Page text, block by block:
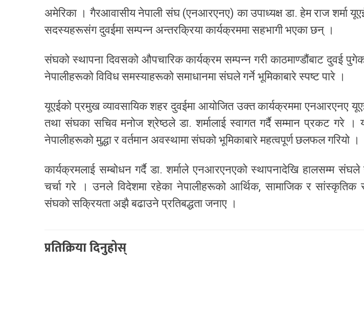
अमेरिका । गैरआवासीय नेपाली संघ (एनआरएनए) का उपाध्यक्ष डा. हेम राज शर्मा
सदस्यहरूसंग दुवईमा सम्पन्न अन्तरक्रिया कार्यक्रममा सहभागी भएका छन् ।
संघको स्थापना दिवसको औपचारिक कार्यक्रम सम्पन्न गरी काठमाण्डौंबाट दुवई
नेपालीहरूको विविध समस्याहरूको समाधानमा संघले गर्ने भूमिकाबारे स्पष्ट पारे ।
यूएईको प्रमुख व्यावसायिक शहर दुवईमा आयोजित उक्त कार्यक्रममा एनआरएनए
तथा संघका सचिव मनोज श्रेष्ठले डा. शर्मालाई स्वागत गर्दै सम्मान प्रकट गरे ।
नेपालीहरूको मुद्धा र वर्तमान अवस्थामा संघको भूमिकाबारे महत्वपूर्ण छलफल गरियो ।
कार्यक्रमलाई सम्बोधन गर्दै डा. शर्माले एनआरएनएको स्थापनादेखि हालसम्म संघले
चर्चा गरे । उनले विदेशमा रहेका नेपालीहरूको आर्थिक, सामाजिक र सांस्कृतिक
संघको सक्रियता अझै बढाउने प्रतिबद्धता जनाए ।
प्रतिक्रिया दिनुहोस्